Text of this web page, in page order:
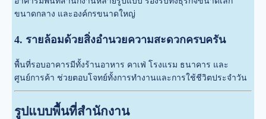
ขนาดกลาง และองค์กรขนาดใหญ่
4. รายล้อมด้วยสิ่งอำนวยความสะดวกครบครัน
พื้นที่รอบอาคารมีทั้งร้านอาหาร คาเฟ่ โรงแรม ธนาคาร และ
ศูนย์การค้า ช่วยตอบโจทย์ทั้งการทำงานและการใช้ชีวิตประจำวัน
รูปแบบพื้นที่สำนักงาน